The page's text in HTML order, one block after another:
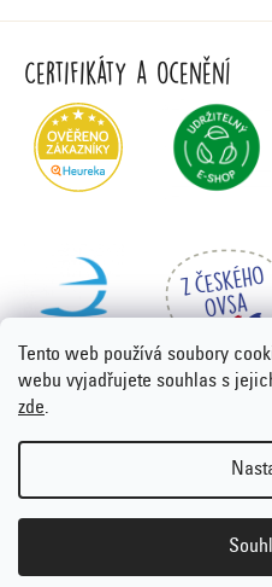
Tento web používá soubory
webu vyjadřujete souhlas s
zde.
Certifikáty a ocenění
Vytvořil Shoptet